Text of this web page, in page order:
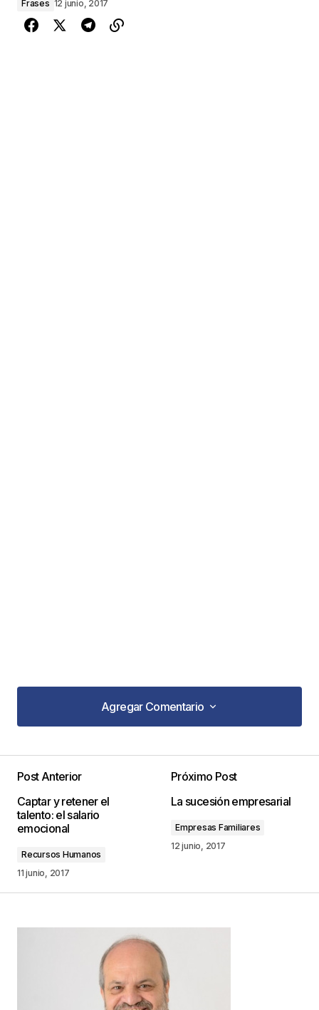
Frases 12 junio, 2017
Agregar Comentario
Agregar Comentario
publicada. Los campos obligatorios están
marcados con
Comentario*
*
Post Anterior
Captar y retener el
talento: el salario
emocional
Recursos Humanos
11 junio, 2017
Próximo Post
La sucesión empresarial
Empresas Familiares
12 junio, 2017